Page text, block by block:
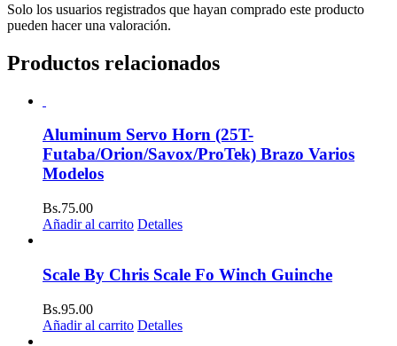
Solo los usuarios registrados que hayan comprado este producto
pueden hacer una valoración.
Productos relacionados
Aluminum Servo Horn (25T-
Futaba/Orion/Savox/ProTek) Brazo Varios
Modelos
Bs.75.00
Añadir al carrito Detalles
Scale By Chris Scale Fo Winch Guinche
Bs.95.00
Añadir al carrito Detalles